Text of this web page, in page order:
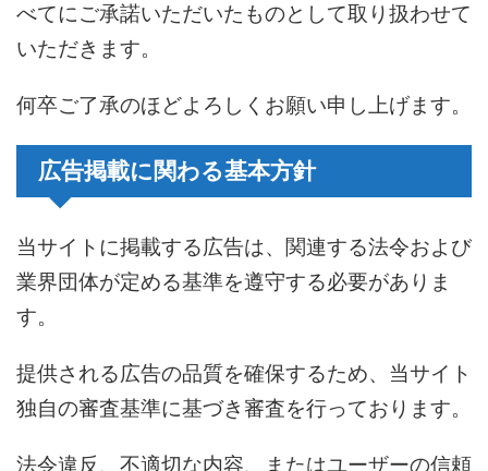
べてにご承諾いただいたものとして取り扱わせて
いただきます。
何卒ご了承のほどよろしくお願い申し上げます。
広告掲載に関わる基本方針
当サイトに掲載する広告は、関連する法令および
業界団体が定める基準を遵守する必要がありま
す。
提供される広告の品質を確保するため、当サイト
独自の審査基準に基づき審査を行っております。
法令違反、不適切な内容、またはユーザーの信頼